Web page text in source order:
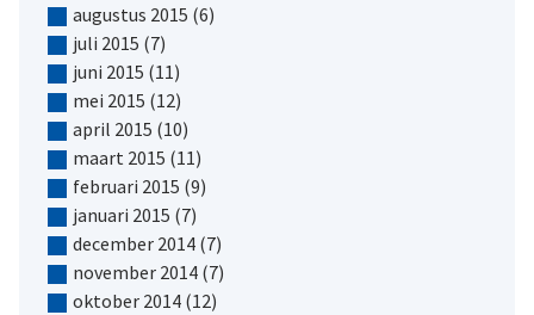
augustus 2015 (6)
juli 2015 (7)
juni 2015 (11)
mei 2015 (12)
april 2015 (10)
maart 2015 (11)
februari 2015 (9)
januari 2015 (7)
december 2014(7)
november 2014(7)
oktober 2014(12)